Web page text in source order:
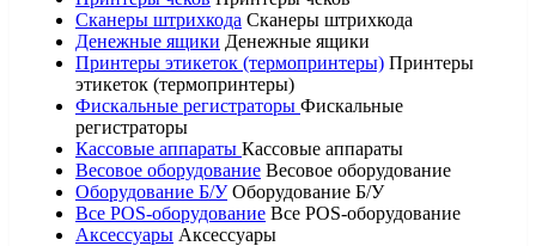
Сканеры штрихкода Сканеры штрихкода
Денежные ящики Денежные ящики
Принтеры этикеток (термопринтеры) Принтеры
этикеток (термопринтеры)
Фискальные регистраторы Фискальные
регистраторы
Кассовые аппараты Кассовые аппараты
Весовое оборудование Весовое оборудование
Оборудование Б/У Оборудование Б/У
Все POS-оборудование Все POS-оборудование
Аксессуары Аксессуары